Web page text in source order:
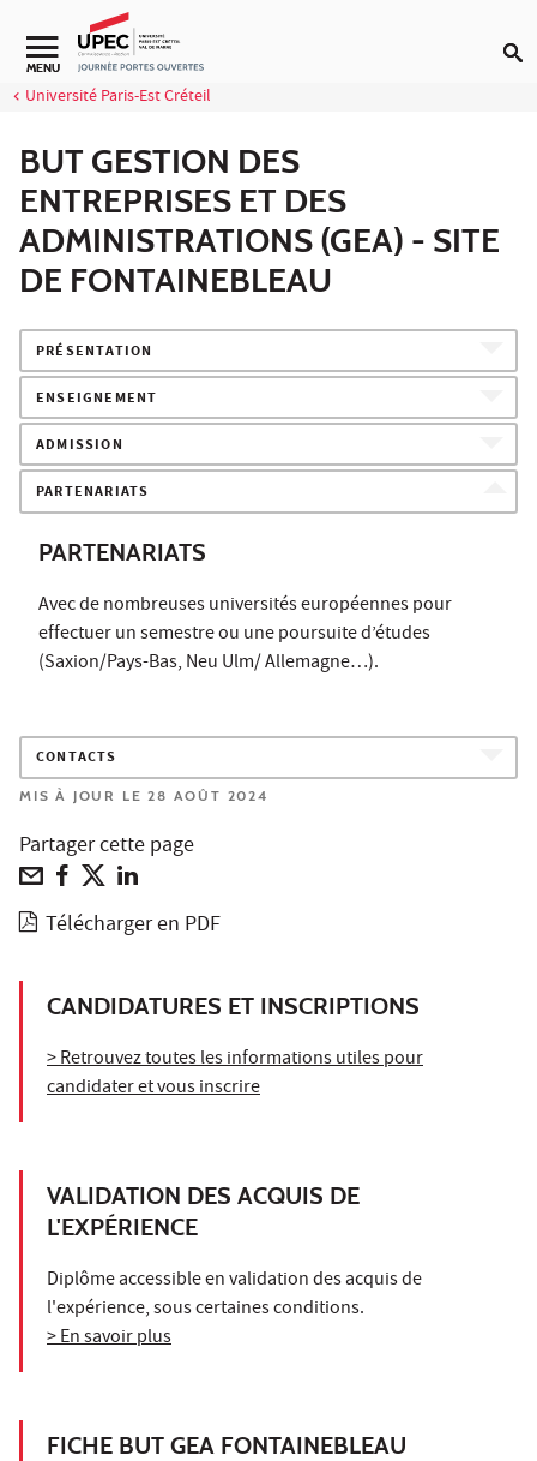
Aller au contenu
MENU
Université Paris-Est Créteil
BUT GESTION DES
ENTREPRISES ET DES
ADMINISTRATIONS (GEA) - SITE
DE FONTAINEBLEAU
PRÉSENTATION
ENSEIGNEMENT
ADMISSION
PARTENARIATS
PARTENARIATS
Avec de nombreuses universités européennes pour
effectuer un semestre ou une poursuite d’études
(Saxion/Pays-Bas, Neu Ulm/ Allemagne…).
CONTACTS
MIS À JOUR LE 28 AOÛT 2024
Partager cette page
Télécharger en PDF
CANDIDATURES ET INSCRIPTIONS
> Retrouvez toutes les informations utiles pour
candidater et vous inscrire
VALIDATION DES ACQUIS DE
L'EXPÉRIENCE
Diplôme accessible en validation des acquis de
l'expérience, sous certaines conditions.
> En savoir plus
FICHE BUT GEA FONTAINEBLEAU